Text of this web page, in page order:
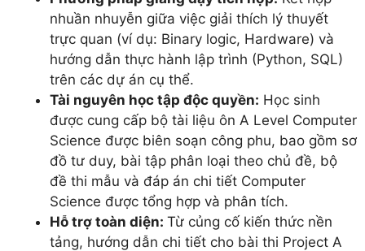
nhuần nhuyễn giữa việc giải thích lý thuyết
trực quan (ví dụ: Binary logic, Hardware) và
hướng dẫn thực hành lập trình (Python, SQL)
trên các dự án cụ thể.
Tài nguyên học tập độc quyền: Học sinh
được cung cấp bộ tài liệu ôn A Level Computer
Science được biên soạn công phu, bao gồm sơ
đồ tư duy, bài tập phân loại theo chủ đề, bộ
đề thi mẫu và đáp án chi tiết Computer
Science được tổng hợp và phân tích.
Hỗ trợ toàn diện: Từ củng cố kiến thức nền
tảng, hướng dẫn chi tiết cho bài thi Project A